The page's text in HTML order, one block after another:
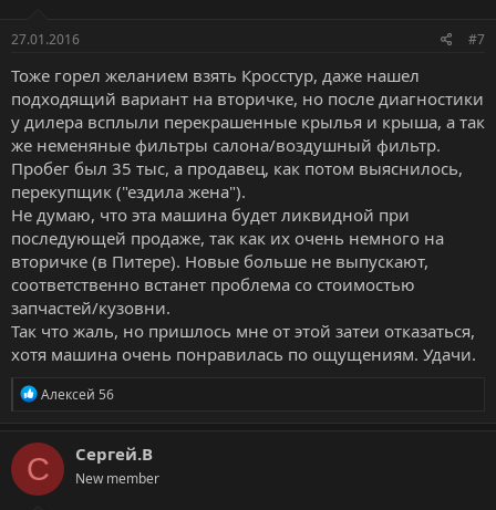
27.01.2016
#7
Тоже горел желанием взять Кросстур, даже нашел
подходящий вариант на вторичке, но после диагностики
у дилера всплыли перекрашенные крылья и крыша, а так
же неменяные фильтры салона/воздушный фильтр.
Пробег был 35 тыс, а продавец, как потом выяснилось,
перекупщик ("ездила жена").
Не думаю, что эта машина будет ликвидной при
последующей продаже, так как их очень немного на
вторичке (в Питере). Новые больше не выпускают,
соответственно встанет проблема со стоимостью
запчастей/кузовни.
Так что жаль, но пришлось мне от этой затеи отказаться,
хотя машина очень понравилась по ощущениям. Удачи.
Р
к
ц
и
и
Алексей 56
С Сергей.В
New member